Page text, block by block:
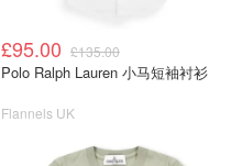
£95.00 £135.00
Polo Ralph Lauren 小马短袖衬衫
Flannels UK